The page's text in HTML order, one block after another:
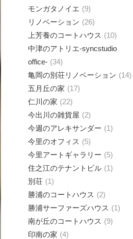
モンガタノイエ
9
リノベーション
26
上芳養のコートハウス
10
中津のアトリエ-syncstudio
office- 34
亀岡の別荘リノベーション
14
五月丘の家
17
仁川の家
22
今出川の雑貨屋
2
今週のアレキサンダー
1
今里のオフィス
5
今里アートギャラリー
5
住之江のテナントビル
1
別荘
1
勝浦のコートハウス
2
勝浦サーファーズハウス
1
南が丘のコートハウス
9
印南の家
4